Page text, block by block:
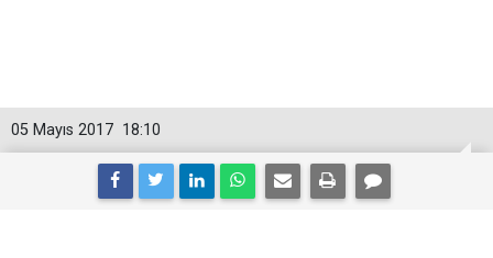
18:10
05 Mayıs 2017